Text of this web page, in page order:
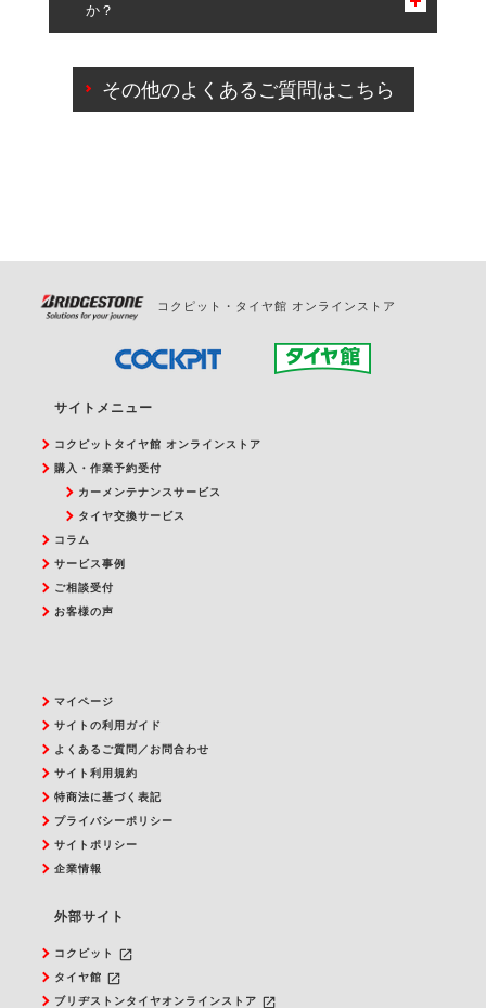
一部の商品・サービスの組み合わせに限り、同時にご予約が
出来ないものもございます。
か？
ご来店予約日の3営業日前を過ぎている場合のご予約
の日時変更につきましては、直接ご予約の店舗まで
その他のよくあるご質問はこちら
コクピット・タイヤ館 オンラインストア
サイトメニュー
コクピットタイヤ館 オンラインストア
購入・作業予約受付
カーメンテナンスサービス
タイヤ交換サービス
コラム
サービス事例
ご相談受付
お客様の声
マイページ
サイトの利用ガイド
よくあるご質問／お問合わせ
サイト利用規約
特商法に基づく表記
プライバシーポリシー
サイトポリシー
企業情報
外部サイト
コクピット launch
タイヤ館 launch
ブリヂストンタイヤオンラインストア launch